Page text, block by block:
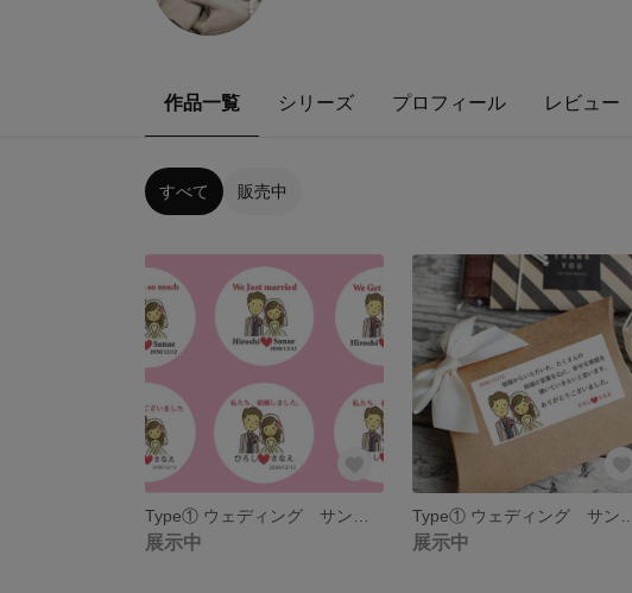
作品一覧 シリーズ プロフィール レビュー
すべて 販売中
展示中 展示中